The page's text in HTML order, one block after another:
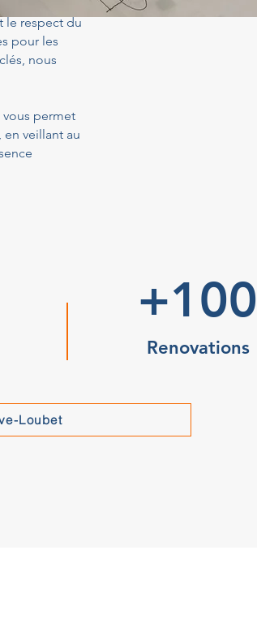
le respect du
pour les
nous
vous permet
veillant au
+100
Renovations
Loubet